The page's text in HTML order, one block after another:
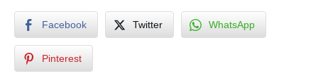
Facebook Twitter WhatsApp
Pinterest